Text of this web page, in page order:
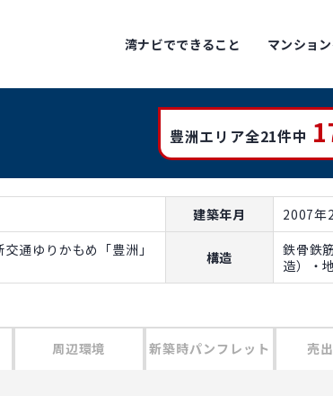
湾ナビでできること マンショ
豊洲エリア全21件中
建築年月 2007年
通ゆりかもめ「豊洲」
構造
鉄骨鉄
造）・
周辺環境 新築時パンフレット 売